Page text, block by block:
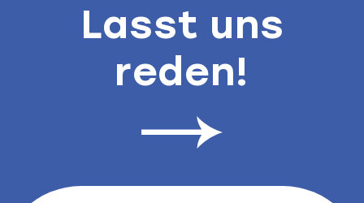
Lasst uns
reden!